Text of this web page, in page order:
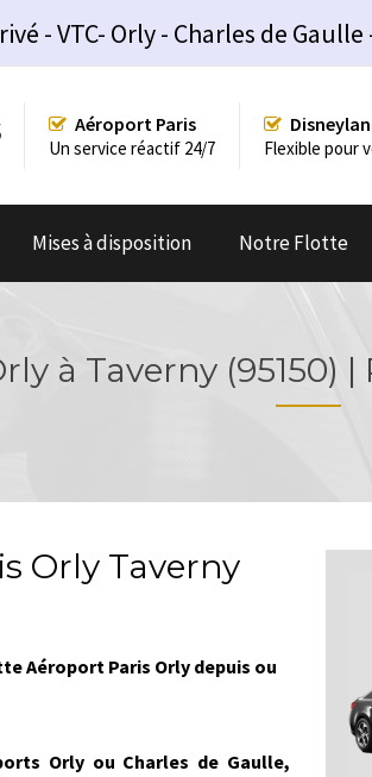
- VTC- Orly - Charles de
Aéroport Paris
Un service réactif 24/7 Flexible pour
Mises à disposition Notre Flotte
à Taverny (95150)
Orly Taverny
Aéroport Paris Orly depuis ou
Orly ou Charles de Gaulle,